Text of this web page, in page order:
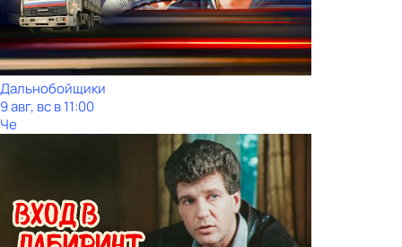
Дальнобойщики
9 авг, вс в 11:00
Че